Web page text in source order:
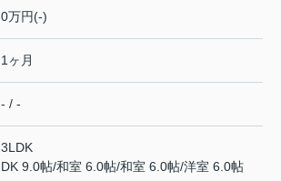
0万円(-)
1ヶ月
- / -
3LDK
DK 9.0帖/和室 6.0帖/和室 6.0帖/洋室 6.0帖